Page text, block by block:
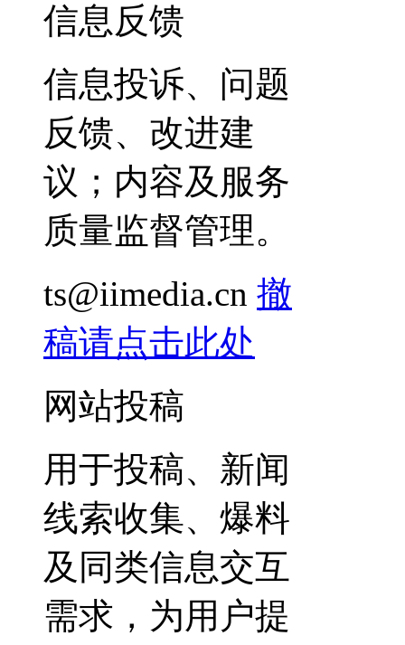
信息反馈
信息投诉、问题
反馈、改进建
议；内容及服务
质量监督管理。
ts@iimedia.cn 撤
稿请点击此处
网站投稿
用于投稿、新闻
线索收集、爆料
及同类信息交互
需求，为用户提